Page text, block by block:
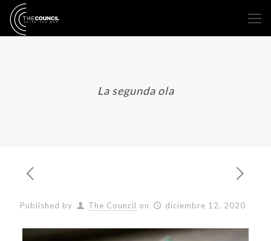
La segunda ola
Published by The Council on diciembre 12, 2020